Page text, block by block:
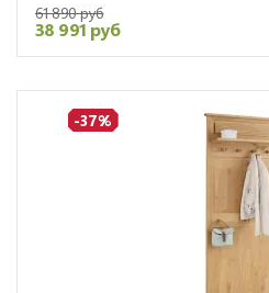
61 890 руб
38 991 руб
-37%